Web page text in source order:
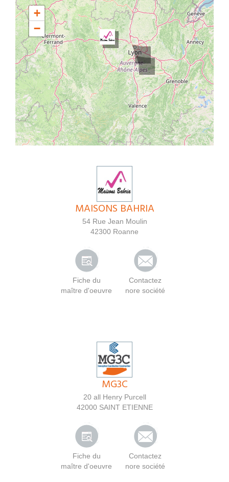
+
−
MAISONS BAHRIA
54 Rue Jean Moulin
42300 Roanne
Fiche du
maître d'oeuvre
Contactez
nore société
MG3C
20 all Henry Purcell
42000 SAINT ETIENNE
Fiche du
maître d'oeuvre
Contactez
nore société